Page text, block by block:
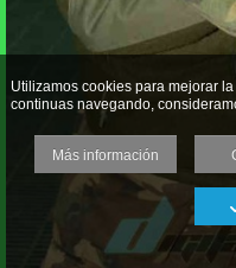
Utilizamos cookies para mejorar
continuas navegando,
Más información